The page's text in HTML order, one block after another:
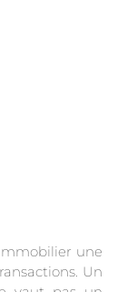
une
Un